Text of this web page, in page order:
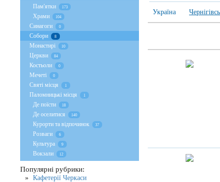
Україна
Пам'ятки 173
Храми 104
Cинагоги 0
Собори 8
Монастирі 10
Церкви 84
Костьоли 0
Мечеті 0
Святі місця 1
Паломницькі місця 1
Де поїсти 18
Де оселитися 140
Курорти та відпочинок 37
Розваги 6
Культура 9
Вокзали 12
Популярні рубрики:
Кафетерії Черкаси